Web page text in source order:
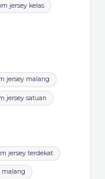
jersey kelas
jersey malang
jersey satuan
jersey terdekat
malang